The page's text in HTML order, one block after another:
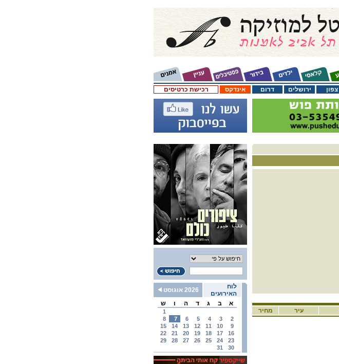
רכישת כרטיסים אינדקס דרום ירושלים צפון
לוח
האירועים
2026 אוגוסט
א
ב ג ד ה ו ש
1
2
3
4
5
6
7
8
9
10
11
12
13
14
15
16
17
18
19
20
21
22
23
24
25
26
27
28
29
30
31
מחיר עיר